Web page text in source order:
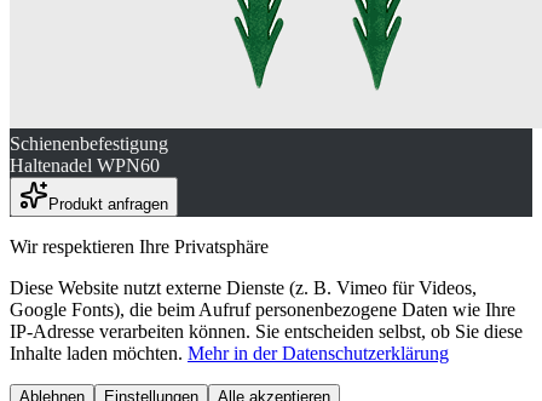
Schienenbefestigung
Haltenadel WPN60
Produkt anfragen
Wir respektieren Ihre Privatsphäre
Diese Website nutzt externe Dienste (z. B. Vimeo für Videos,
Google Fonts), die beim Aufruf personenbezogene Daten wie Ihre
IP-Adresse verarbeiten können. Sie entscheiden selbst, ob Sie diese
Inhalte laden möchten. Mehr in der Datenschutzerklärung
Ablehnen Einstellungen Alle akzeptieren